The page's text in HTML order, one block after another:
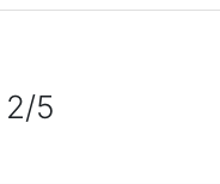
5